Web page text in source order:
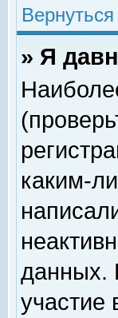
» Я
каким-
данных.
участие